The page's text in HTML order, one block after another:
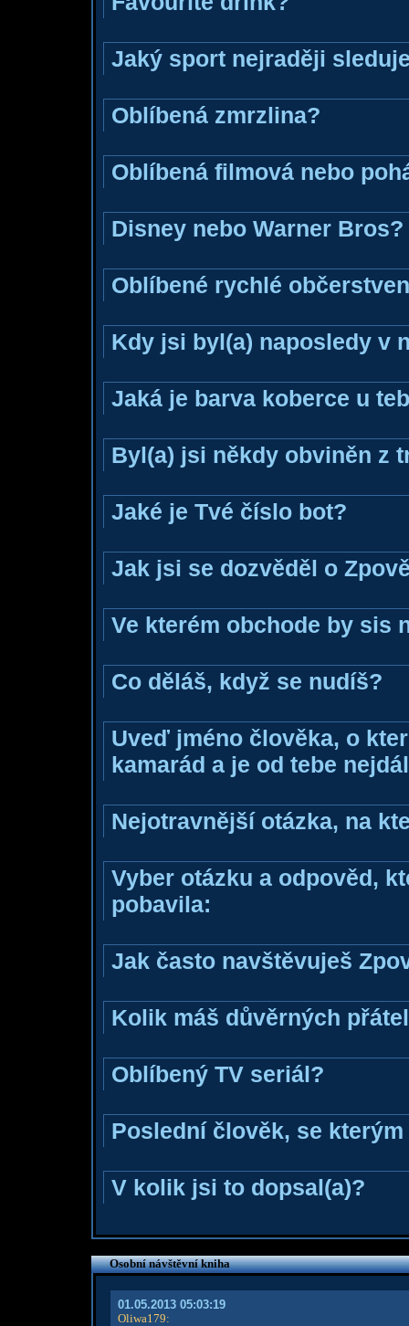
Jaký sport nejraději
Oblíbená zmrzlina?
Oblíbená filmová nebo
Disney nebo Warner Bros?
Oblíbené rychlé
Kdy jsi byl(a) naposledy v
Jaká je barva koberce u
Byl(a) jsi někdy obviněn z
Jaké je Tvé číslo bot?
Jak jsi se dozvěděl o
Ve kterém obchode by sis
Co děláš, když se nudíš?
Uveď jméno člověka, o
kamarád a je od tebe
Nejotravnější otázka, na
Vyber otázku a odpověd,
pobavila:
Jak často navštěvuješ
Kolik máš důvěrných
Oblíbený TV seriál?
Poslední člověk, se
V kolik jsi to dopsal(a)?
Osobní návštěvní kniha
01.05.2013 05:03:19
Oliwa179: